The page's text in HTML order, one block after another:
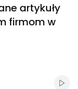
artykuły
firmom w